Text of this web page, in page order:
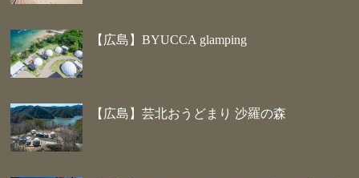
【広島】BYUCCA glamping
【広島】芸北おうどまり 沙羅の森